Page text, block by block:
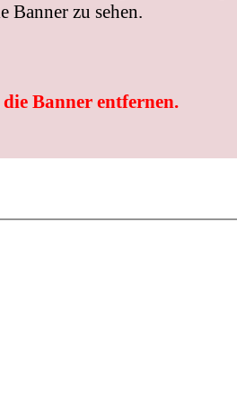
Banner zu sehen.
die Banner entfernen.